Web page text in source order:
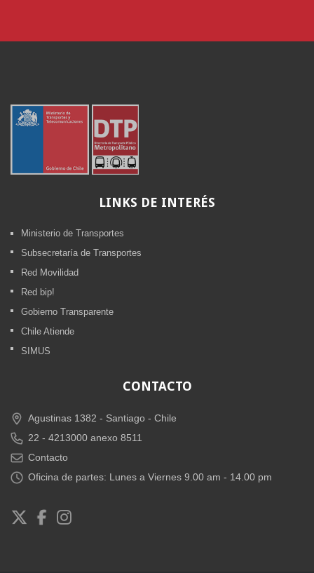
LINKS DE INTERÉS
Ministerio de Transportes
Subsecretaría de Transportes
Red Movilidad
Red bip!
Gobierno Transparente
Chile Atiende
SIMUS
CONTACTO
Agustinas 1382 - Santiago - Chile
22 - 4213000 anexo 8511
Contacto
Oficina de partes: Lunes a Viernes 9.00 am - 14.00 pm